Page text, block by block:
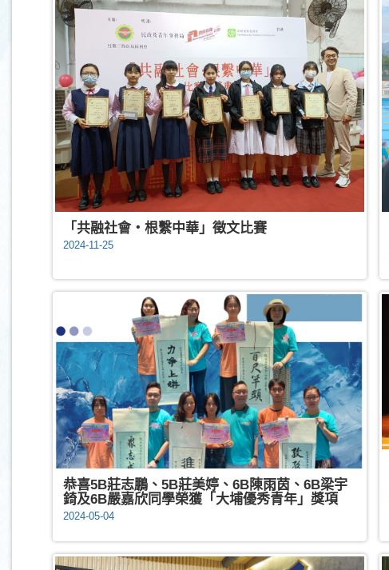
「共融社會‧根繫中華」徵文比賽
2024-11-25
恭喜5B莊志鵬、5B莊美婷、6B陳雨茵、6B梁宇
錡及6B嚴嘉欣同學榮獲「大埔優秀青年」獎項
2024-05-04